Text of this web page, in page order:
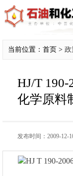
当前位置：首页 > 政
HJ/T
化学原料
发布时间：2009-12-
HJ T 190-